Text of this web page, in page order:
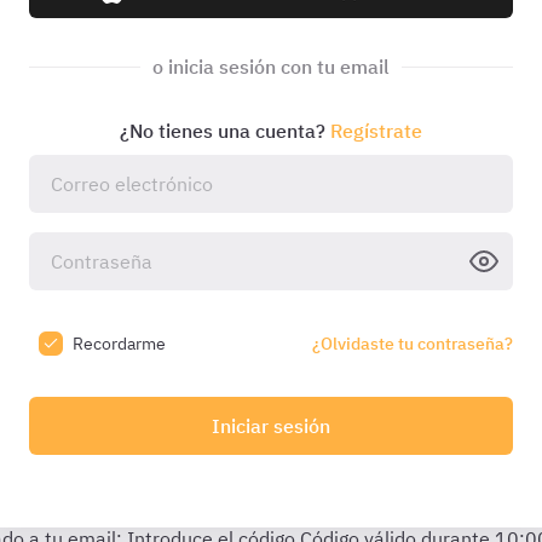
o inicia sesión con tu email
¿No tienes una cuenta? Regístrate
Recordarme ¿Olvidaste tu contraseña?
Iniciar sesión